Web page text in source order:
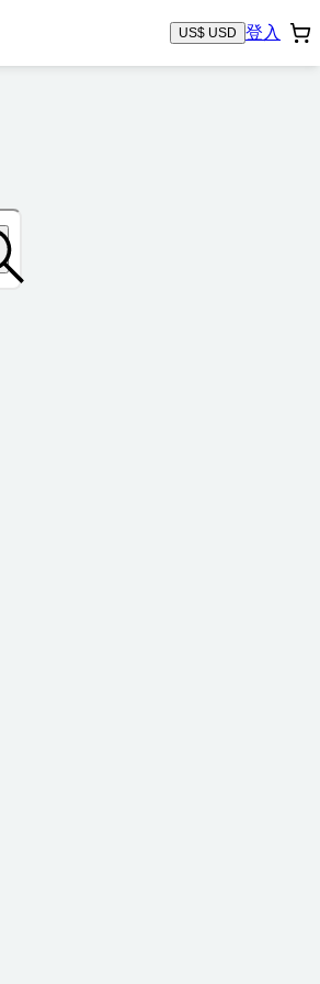
US$ USD 登入